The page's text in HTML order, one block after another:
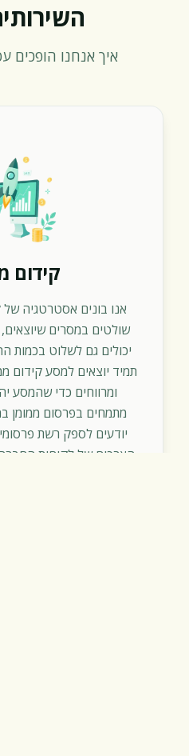
איך אנחנו הופכים
קידום
אנו בונים אסטרטגיה של
שולטים במסרים
יכולים גם לשלוט בכמות
תמיד יוצאים למסע קידום
ומרווחים כדי שהמסע
מתמחים בפרסום ממומן
יודעים לספק רשת
הצרכים של לקוחות